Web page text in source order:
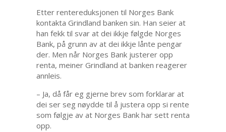
Etter rentereduksjonen til Norges Bank
kontakta Grindland banken sin. Han seier at
han fekk til svar at dei ikkje følgde Norges
Bank, på grunn av at dei ikkje lånte pengar
der. Men når Norges Bank justerer opp
renta, meiner Grindland at banken reagerer
annleis.
– Ja, då får eg gjerne brev som forklarar at
dei ser seg nøydde til å justera opp si rente
som følgje av at Norges Bank har sett renta
opp.